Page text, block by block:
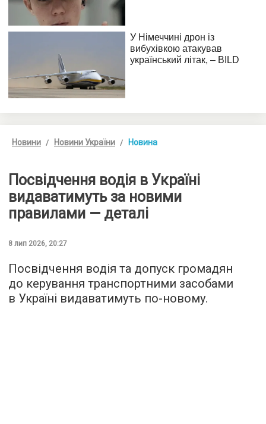
Новини Новини України Новина
Посвідчення водія в Україні
видаватимуть за новими
правилами — деталі
8 лип 2026, 20:27
Посвідчення водія та допуск громадян
до керування транспортними засобами
в Україні видаватимуть по-новому.